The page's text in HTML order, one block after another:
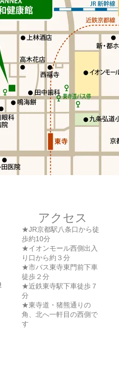
アクセス
★JR京都駅八条口から徒
歩約10分
★イオンモール西側出入
り口から約３分
★市バス東寺東門前下車
徒歩２分
★近鉄東寺駅下車徒歩７
分
★東寺道・猪熊通りの
角、北へ一軒目の西側で
す